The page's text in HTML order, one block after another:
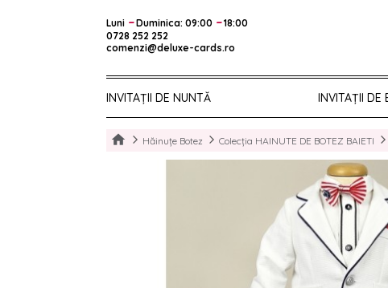
Luni –Duminica: 09:00 –18:00
0728 252 252
comenzi@deluxe-cards.ro
INVITAȚII DE
INVITAȚII DE NUNTĂ
Hăinuțe Botez Colecția HAINUTE DE BOTEZ BAIETI